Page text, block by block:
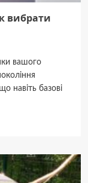
вибрати
вашого
навіть базові